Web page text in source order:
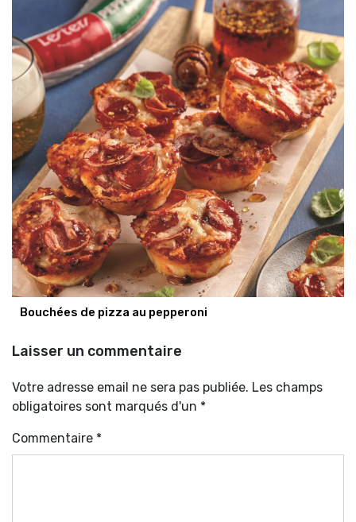
Bouchées de pizza au pepperoni
Laisser un commentaire
Votre adresse email ne sera pas publiée. Les champs
obligatoires sont marqués d'un *
Commentaire *